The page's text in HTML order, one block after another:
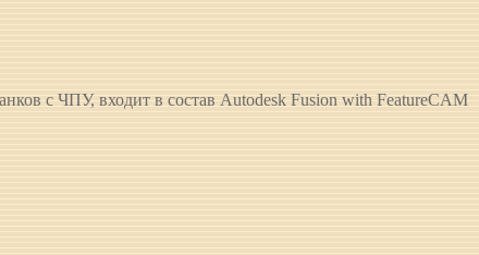
с ЧПУ, входит в состав Autodesk Fusion with FeatureCAM